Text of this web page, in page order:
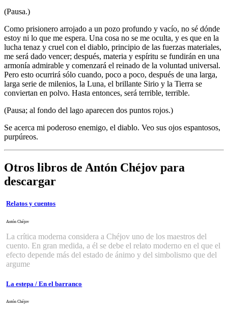
(Pausa.)
Como prisionero arrojado a un pozo profundo y vacío, no sé dónde
estoy ni lo que me espera. Una cosa no se me oculta, y es que en la
lucha tenaz y cruel con el diablo, principio de las fuerzas materiales,
me será dado vencer; después, materia y espíritu se fundirán en una
armonía admirable y comenzará el reinado de la voluntad universal.
Pero esto ocurrirá sólo cuando, poco a poco, después de una larga,
larga serie de milenios, la Luna, el brillante Sirio y la Tierra se
conviertan en polvo. Hasta entonces, será terrible, terrible.
(Pausa; al fondo del lago aparecen dos puntos rojos.)
Se acerca mi poderoso enemigo, el diablo. Veo sus ojos espantosos,
purpúreos.
Otros libros de Antón Chéjov para
descargar
Relatos y cuentos
Antón Chéjov
La crítica moderna considera a Chéjov uno de los maestros del
cuento. En gran medida, a él se debe el relato moderno en el que el
efecto depende más del estado de ánimo y del simbolismo que del
argume
La estepa / En el barranco
Antón Chéjov